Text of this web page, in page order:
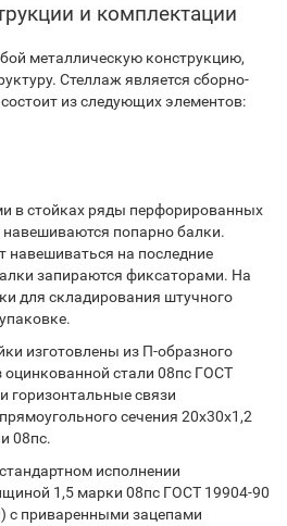
и комплектации
металлическую конструкцию,
Стеллаж является сборно-
из следующих элементов:
стойках ряды перфорированных
попарно балки.
навешиваться на последние
запираются фиксаторами. На
для складирования штучного
изготовлены из П-образного
стали 08пс ГОСТ
горизонтальные связи
сечения 20х30х1,2
08пс.
исполнении
1,5 марки 08пс ГОСТ 19904-90
с приваренными зацепами